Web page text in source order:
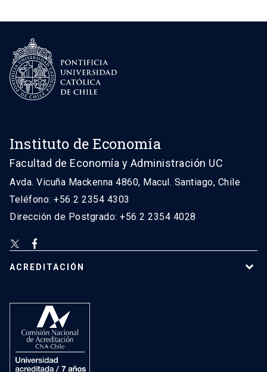
Instituto de Economía
Facultad de Economía y Administración UC
Avda. Vicuña Mackenna 4860, Macul. Santiago, Chile
Teléfono: +56 2 2354 4303
Dirección de Postgrado: +56 2 2354 4028
ACREDITACIÓN